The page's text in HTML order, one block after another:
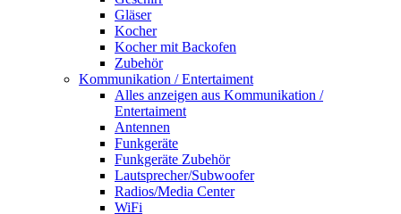
Gläser
Kocher
Kocher mit Backofen
Zubehör
Kommunikation / Entertaiment
Alles anzeigen aus Kommunikation /
Entertaiment
Antennen
Funkgeräte
Funkgeräte Zubehör
Lautsprecher/Subwoofer
Radios/Media Center
WiFi